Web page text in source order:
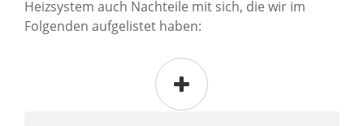
Heizsystem auch Nachteile mit sich, die wir im
Folgenden aufgelistet haben: